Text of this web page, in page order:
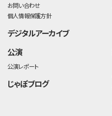
お問い合わせ
個人情報保護方針
デジタルアーカイブ
公演
公演レポート
じゃぽブログ